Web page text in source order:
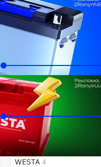
Подобрать по
Ёмкость, Ач
Пусковой ток, А
510
Бренд
OEM4
WESTA 4